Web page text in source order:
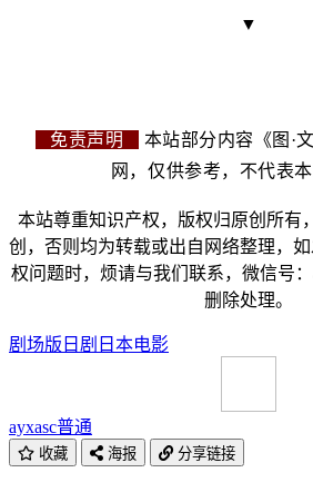
▼
免责声明
本站部分内容《图·
网，仅供参考，不代表本
本站尊重知识产权，版权归原创所有
创，否则均为转载或出自网络整理，
权问题时，烦请与我们联系，微信号
删除处理。
剧场版 日剧 日本电影
ayxasc普通
收藏 海报 分享链接